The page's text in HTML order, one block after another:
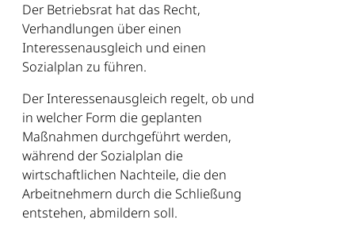
Der Betriebsrat hat das Recht,
Verhandlungen über einen
Interessenausgleich und einen
Sozialplan zu führen.
Der Interessenausgleich regelt, ob und
in welcher Form die geplanten
Maßnahmen durchgeführt werden,
während der Sozialplan die
wirtschaftlichen Nachteile, die den
Arbeitnehmern durch die Schließung
entstehen, abmildern soll.